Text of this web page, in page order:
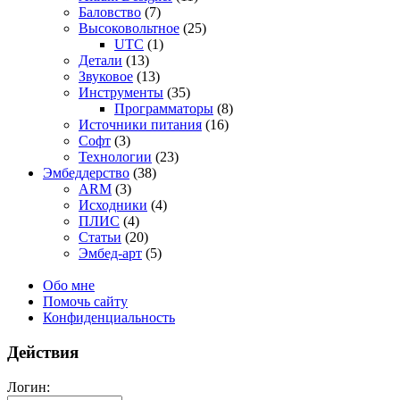
Баловство (7)
Высоковольтное (25)
UTC (1)
Детали (13)
Звуковое (13)
Инструменты (35)
Программаторы (8)
Источники питания (16)
Софт (3)
Технологии (23)
Эмбеддерство (38)
ARM (3)
Исходники (4)
ПЛИС (4)
Статьи (20)
Эмбед-арт (5)
Обо мне
Помочь сайту
Конфиденциальность
Действия
Логин: